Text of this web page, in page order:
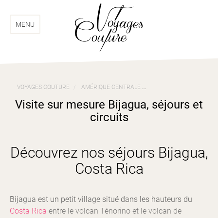
menu
contenuMENU
VOYAGES COUTURE AMÉRIQUE CENTRALE
Visite sur mesure Bijagua, séjours et
circuits
Découvrez nos séjours Bijagua,
Costa Rica
Bijagua est un petit village situé dans les hauteurs du
Costa Rica entre le volcan Ténorino et le volcan de